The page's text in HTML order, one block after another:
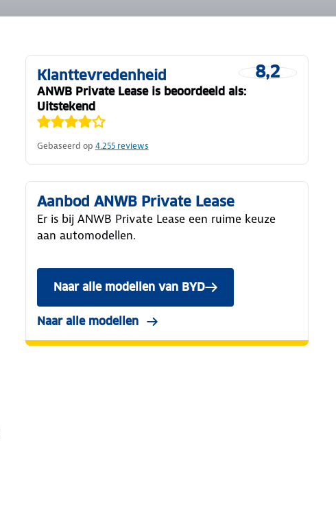
8,2
Klanttevredenheid
ANWB Private Lease is beoordeeld als:
Uitstekend
Gebaseerd op 4.255reviews
Aanbod ANWB Private Lease
Er is bij ANWB Private Lease een ruime keuze
aan automodellen.
Naar alle modellen van BYD
Naar alle modellen